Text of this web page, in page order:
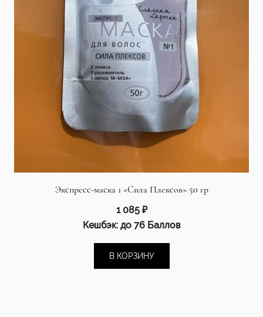
Экспресс-маска 1 «Сила Плексов» 50 гр
1 085 ₽
Кешбэк: до 76 Баллов
В КОРЗИНУ